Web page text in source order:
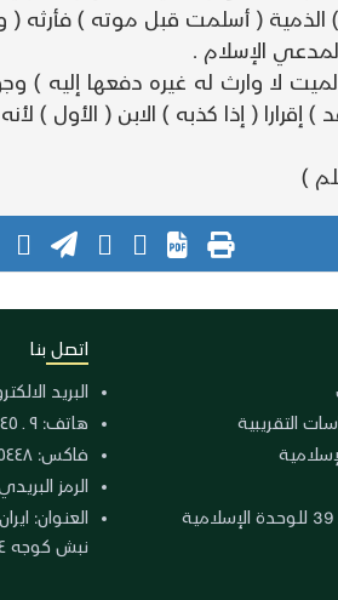
( أسلمت قبل موته ) فأرثه (
الإسلام .
لا وارث له غيره دفعها إليه )
إقرارا ( إذا كذبه ) الابن ( الأول )
)
التقريبية
اتصل بنا
البريد
هاتف: ٩ ـ ٩٨٢٥٣٧٧٥٥٤٤٥ +
فاكس: ٩٨٢٥٣٧٧٥٥٤٤٨ +
الرمز البريدي: ٣٧١٨٥ /
نبش كوجه ٤ ص.ب: ٣٧١١٥٥٥٩٩٩